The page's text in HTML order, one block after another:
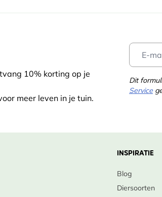
10% korting op je
meer leven in je tuin.
Dit
Service
INSPIRATIE
Blog
Diersoorten